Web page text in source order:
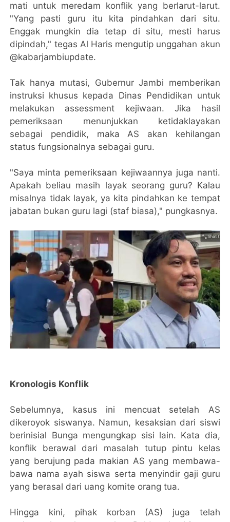
mati untuk meredam konflik yang berlarut-larut.
"Yang pasti guru itu kita pindahkan dari situ.
Enggak mungkin dia tetap di situ, mesti harus
dipindah," tegas Al Haris mengutip unggahan akun
@kabarjambiupdate.
Tak hanya mutasi, Gubernur Jambi memberikan
instruksi khusus kepada Dinas Pendidikan untuk
melakukan assessment kejiwaan. Jika hasil
pemeriksaan menunjukkan ketidaklayakan
sebagai pendidik, maka AS akan kehilangan
status fungsionalnya sebagai guru.
"Saya minta pemeriksaan kejiwaannya juga nanti.
Apakah beliau masih layak seorang guru? Kalau
misalnya tidak layak, ya kita pindahkan ke tempat
jabatan bukan guru lagi (staf biasa)," pungkasnya.
Kronologis Konflik
Sebelumnya, kasus ini mencuat setelah AS
dikeroyok siswanya. Namun, kesaksian dari siswi
berinisial Bunga mengungkap sisi lain. Kata dia,
konflik berawal dari masalah tutup pintu kelas
yang berujung pada makian AS yang membawa-
bawa nama ayah siswa serta menyindir gaji guru
yang berasal dari uang komite orang tua.
Hingga kini, pihak korban (AS) juga telah